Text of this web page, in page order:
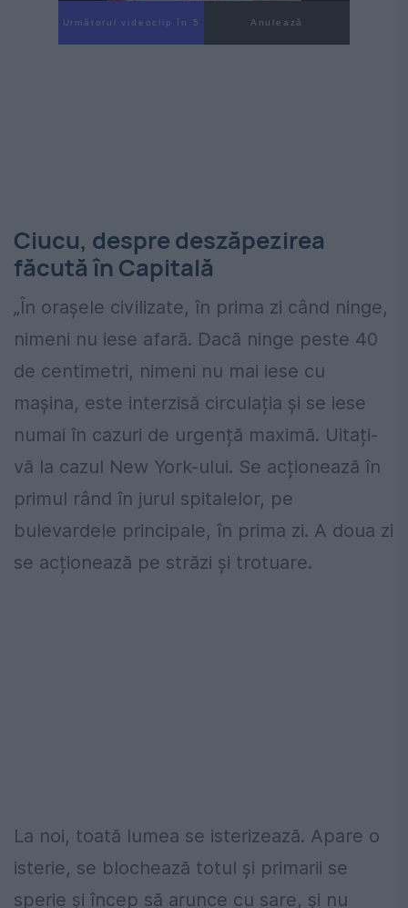
Următorul videoclip în 4 Anulează
Ciucu, despre deszăpezirea
făcută în Capitală
„În orașele civilizate, în prima zi când ninge,
nimeni nu iese afară. Dacă ninge peste 40
de centimetri, nimeni nu mai iese cu
mașina, este interzisă circulația și se iese
numai în cazuri de urgență maximă. Uitați-
vă la cazul New York-ului. Se acționează în
primul rând în jurul spitalelor, pe
bulevardele principale, în prima zi. A doua zi
se acționează pe străzi și trotuare.
La noi, toată lumea se isterizează. Apare o
isterie, se blochează totul și primarii se
sperie și încep să arunce cu sare, și nu